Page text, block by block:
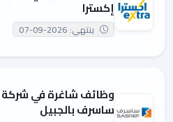
إكسترا
ينتهي: 2026-09-07
وظائف شاغرة في شركة
ساسرف بالجبيل